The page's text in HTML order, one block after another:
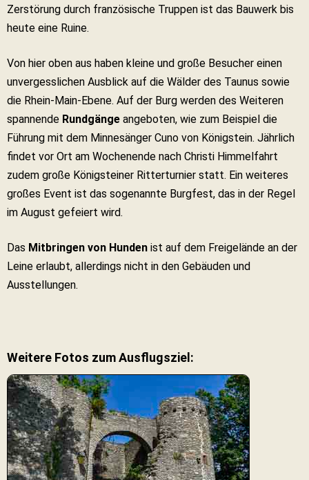
Zerstörung durch französische Truppen ist das Bauwerk bis
heute eine Ruine.
Von hier oben aus haben kleine und große Besucher einen
unvergesslichen Ausblick auf die Wälder des Taunus sowie
die Rhein-Main-Ebene. Auf der Burg werden des Weiteren
spannende Rundgänge angeboten, wie zum Beispiel die
Führung mit dem Minnesänger Cuno von Königstein. Jährlich
findet vor Ort am Wochenende nach Christi Himmelfahrt
zudem große Königsteiner Ritterturnier statt. Ein weiteres
großes Event ist das sogenannte Burgfest, das in der Regel
im August gefeiert wird.
Das Mitbringen von Hunden ist auf dem Freigelände an der
Leine erlaubt, allerdings nicht in den Gebäuden und
Ausstellungen.
Weitere Fotos zum Ausflugsziel: